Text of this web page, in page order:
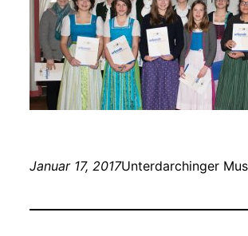
Januar 17, 2017Unterdarchinger